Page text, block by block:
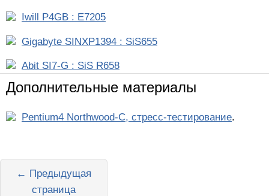
Iwill P4GB : E7205
Gigabyte SINXP1394 : SiS655
Abit SI7-G : SiS R658
Дополнительные материалы
Pentium4 Northwood-C, стресс-тестирование.
← Предыдущая
страница